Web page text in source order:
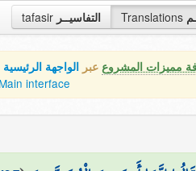
tafasir التفاسيــر Translations
مميزات المشروع عبر الواجهة الرئيسية
Main interface